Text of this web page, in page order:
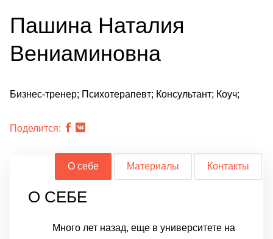
Пашина Наталия
Вениаминовна
Бизнес-тренер; Психотерапевт; Консультант; Коуч;
Поделится:
О себе Материалы Контакты
О СЕБЕ
Много лет назад, еще в университете на